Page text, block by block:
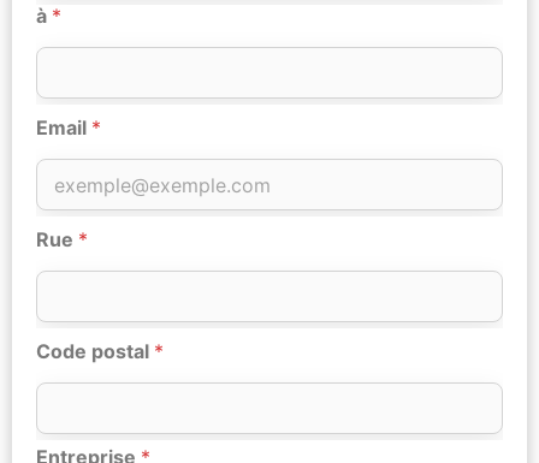
à *
Email *
Rue *
Code postal *
Entreprise *